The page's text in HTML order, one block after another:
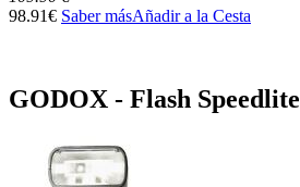
98.91€ Saber másAñadir a la Cesta
GODOX - Flash